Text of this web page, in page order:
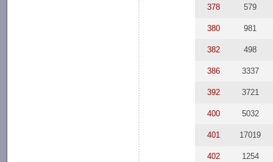
378 579
380 981
382 498
386 3337
392 3721
400 5032
401 17019
402 1254